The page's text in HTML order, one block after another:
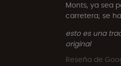
Monts, ya sea
carretera; se
esto es una
original
Reseña de